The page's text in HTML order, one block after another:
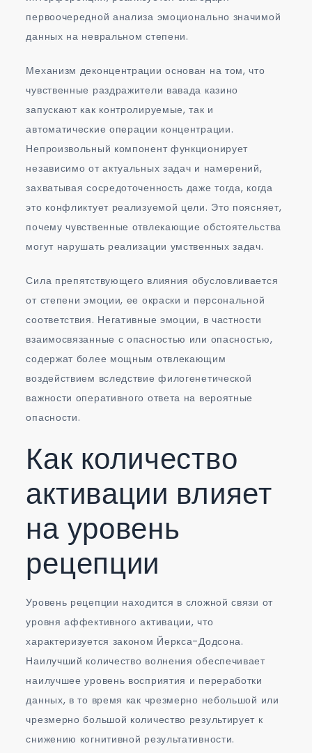
первоочередной анализа эмоционально значимой
данных на невральном степени.
Механизм деконцентрации основан на том, что
чувственные раздражители вавада казино
запускают как контролируемые, так и
автоматические операции концентрации.
Непроизвольный компонент функционирует
независимо от актуальных задач и намерений,
захватывая сосредоточенность даже тогда, когда
это конфликтует реализуемой цели. Это поясняет,
почему чувственные отвлекающие обстоятельства
могут нарушать реализации умственных задач.
Сила препятствующего влияния обусловливается
от степени эмоции, ее окраски и персональной
соответствия. Негативные эмоции, в частности
взаимосвязанные с опасностью или опасностью,
содержат более мощным отвлекающим
воздействием вследствие филогенетической
важности оперативного ответа на вероятные
опасности.
Как количество
активации влияет
на уровень
рецепции
Уровень рецепции находится в сложной связи от
уровня аффективного активации, что
характеризуется законом Йеркса-Додсона.
Наилучший количество волнения обеспечивает
наилучшее уровень восприятия и переработки
данных, в то время как чрезмерно небольшой или
чрезмерно большой количество результирует к
снижению когнитивной результативности.